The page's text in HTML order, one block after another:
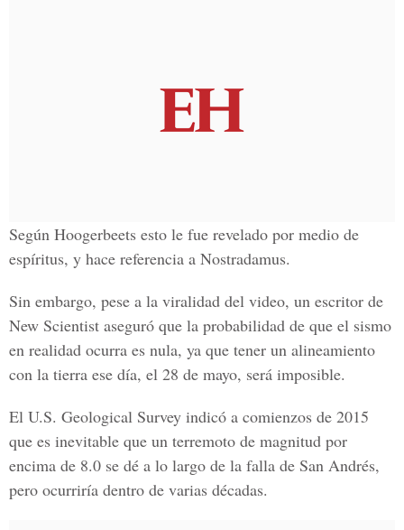
Según Hoogerbeets esto le fue revelado por medio de
espíritus, y hace referencia a Nostradamus.
Sin embargo, pese a la viralidad del video, un escritor de
New Scientist aseguró que la probabilidad de que el sismo
en realidad ocurra es nula, ya que tener un alineamiento
con la tierra ese día, el 28 de mayo, será imposible.
El U.S. Geological Survey indicó a comienzos de 2015
que es inevitable que un terremoto de magnitud por
encima de 8.0 se dé a lo largo de la falla de San Andrés,
pero ocurriría dentro de varias décadas.